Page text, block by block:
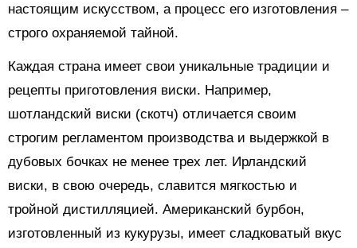
настоящим искусством, а процесс его изготовления –
строго охраняемой тайной.
Каждая страна имеет свои уникальные традиции и
рецепты приготовления виски. Например,
шотландский виски (скотч) отличается своим
строгим регламентом производства и выдержкой в
дубовых бочках не менее трех лет. Ирландский
виски, в свою очередь, славится мягкостью и
тройной дистилляцией. Американский бурбон,
изготовленный из кукурузы, имеет сладковатый вкус